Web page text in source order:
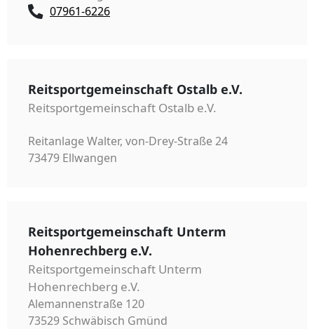
07961-6226
Reitsportgemeinschaft Ostalb e.V.
Reitsportgemeinschaft Ostalb e.V.
Reitanlage Walter, von-Drey-Straße 24
73479 Ellwangen
Reitsportgemeinschaft Unterm
Hohenrechberg e.V.
Reitsportgemeinschaft Unterm
Hohenrechberg e.V.
Alemannenstraße 120
73529 Schwäbisch Gmünd